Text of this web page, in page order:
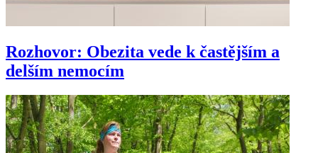
Rozhovor: Obezita vede k častějším a
delším nemocím